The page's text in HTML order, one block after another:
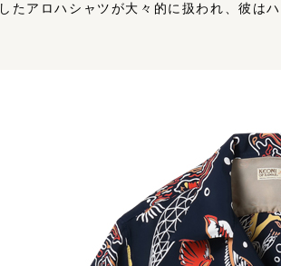
したアロハシャツが大々的に扱われ、彼は